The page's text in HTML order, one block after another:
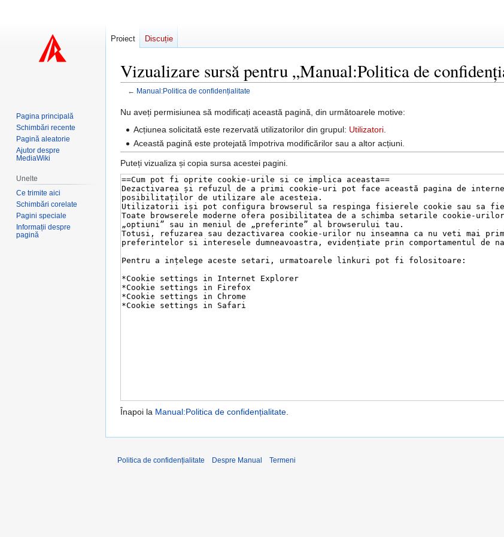
Vizualizare sursă pentru „Manual:Politica de
← Manual:Politica de confidențialitate
Sari
Sari
Nu aveți permisiunea să modificați această pagină, din următoarele motive:
Acțiunea solicitată este rezervată utilizatorilor din grupul: Utilizatori
Această pagină este protejată împotriva modificărilor sau a altor acțiuni.
Puteți vizualiza și copia sursa acestei pagini.
Înapoi la Manual:Politica de confidențialitate.
Proiect Discuție
Pagina principală
Schimbări recente
Pagină aleatorie
Ajutor despre
MediaWiki
Unelte
Ce trimite aici
Schimbări corelate
Pagini speciale
Informații despre
pagină
Politica de confidențialitate Despre Manual Termeni